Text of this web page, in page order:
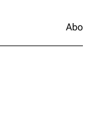
Abo